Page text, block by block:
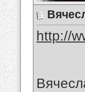
http://